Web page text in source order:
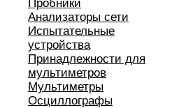
Пробники
Анализаторы сети
Испытательные
устройства
Принадлежности для
мультиметров
Мультиметры
Осциллографы